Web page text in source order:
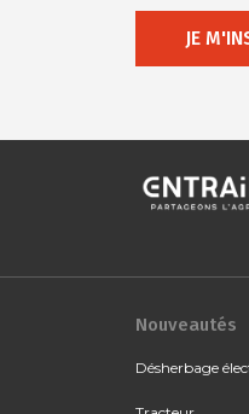
JE
Nouveautés
Désherbage